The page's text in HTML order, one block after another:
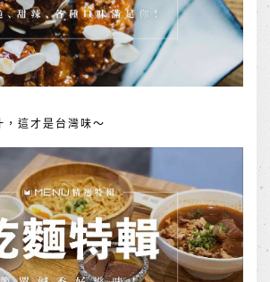
這才是台灣味～